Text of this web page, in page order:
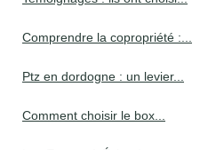
Comprendre la copropriété :...
Ptz en dordogne : un levier...
Comment choisir le box...